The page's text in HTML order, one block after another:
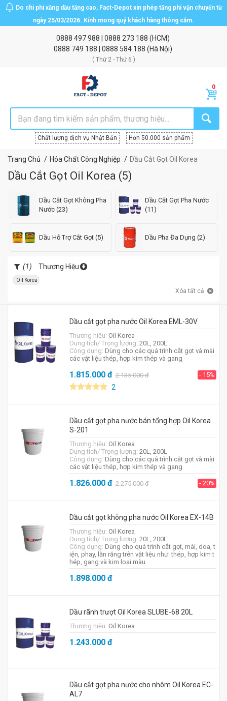
Do chi phí xăng dầu tăng cao, Fact-Depot xin phép tăng phí vận chuyển từ
ngày 25/03/2026. Kính mong quý khách hàng thông cảm.
0888 497 988 0888 273 188 (HCM)
0888 749 188
0888 584 188 (Hà Nội)
( Thứ 2 - Thứ 6 )
Chất lượng dịch vụ Nhật Bản Hơn 50.000 sản phẩm
Trang Chủ Hóa Chất Công Nghiệp Dầu Cắt Gọt Oil Korea
Dầu Cắt Gọt Oil Korea (5)
Dầu Cắt Gọt Không Pha
Nước (23)
Dầu Cắt Gọt Pha Nước
(11)
Dầu Hỗ Trợ Cắt Gọt (5) Dầu Pha Đa Dụng (2)
(1) Thương Hiệu
Oil Korea
Xóa tất cả
Dầu cắt gọt pha nước Oil Korea EML-30V
Thương hiệu: Oil Korea
Dung tích/ Trọng lượng: 20L, 200L
Công dụng: Dùng cho các quá trình cắt gọt và mài
các vật liệu thép, hợp kim thép và gang
1.815.000đ 2.135.000đ - 15%
2
Dầu cắt gọt pha nước bán tổng hợp Oil Korea
S-201
Thương hiệu: Oil Korea
Dung tích/ Trọng lượng: 20L, 200L
Công dụng: Dùng cho các quá trình cắt gọt và mài
các vật liệu thép, hợp kim thép và gang
1.826.000đ 2.275.000đ - 20%
Dầu cắt gọt không pha nước Oil Korea EX-14B
Thương hiệu: Oil Korea
Dung tích/ Trọng lượng: 20L, 200L
Công dụng: Dùng cho quá trình cắt gọt, mài, doa, t
iện, phay, lăn răng trên vật liệu như: thép, hợp kim t
hép, gang và kim loại màu
1.898.000đ
Dầu rãnh trượt Oil Korea SLUBE-68 20L
Thương hiệu: Oil Korea
1.243.000đ
Dầu cắt gọt pha nước cho nhôm Oil Korea EC-
AL7